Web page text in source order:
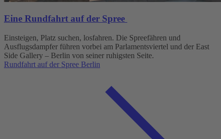
Eine Rundfahrt auf der Spree
Einsteigen, Platz suchen, losfahren. Die Spreefähren und
Ausflugsdampfer führen vorbei am Parlamentsviertel und der East
Side Gallery – Berlin von seiner ruhigsten Seite.
Rundfahrt auf der Spree Berlin